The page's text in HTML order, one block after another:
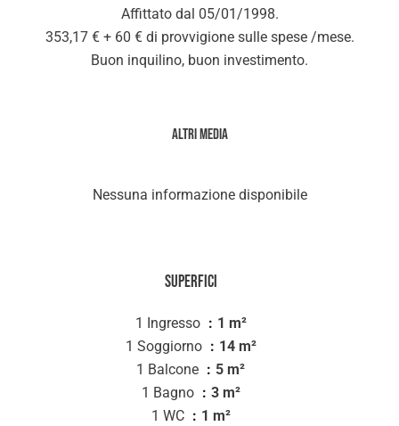
Affittato dal 05/01/1998.
353,17 € + 60 € di provvigione sulle spese /mese.
Buon inquilino, buon investimento.
Altri media
Nessuna informazione disponibile
Superfici
1 Ingresso
1 m²
1 Soggiorno
14 m²
1 Balcone
5 m²
1 Bagno
3 m²
1 WC
1 m²